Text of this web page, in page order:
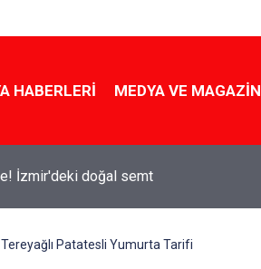
HABERLERI MEDYA VE MAGAZIN
İzmir'deki doğal semt
Patatesli Yumurta Tarifi